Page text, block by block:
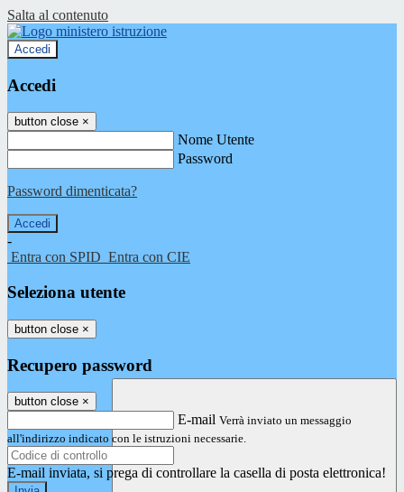
Salta al contenuto
Accedi
Accedi
button close ×
Nome Utente
Password
Password dimenticata?
-
Entra con SPID Entra con CIE
Seleziona utente
button close ×
Recupero password
button close ×
E-mail Verrà inviato un messaggio
all'indirizzo indicato con le istruzioni necessarie.
E-mail inviata, si prega di controllare la casella di posta elettronica!